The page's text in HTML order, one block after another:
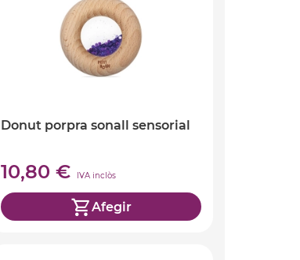
Donut porpra sonall sensorial
10,80 € IVA inclòs
Afegir